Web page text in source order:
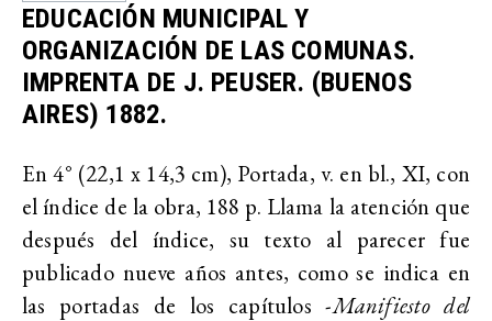
EDUCACIÓN MUNICIPAL Y
ORGANIZACIÓN DE LAS COMUNAS.
IMPRENTA DE J. PEUSER. (BUENOS
AIRES) 1882.
En 4° (22,1 x 14,3 cm), Portada, v. en bl., XI, con
el índice de la obra, 188 p. Llama la atención que
después del índice, su texto al parecer fue
publicado nueve años antes, como se indica en
las portadas de los capítulos -Manifiesto del